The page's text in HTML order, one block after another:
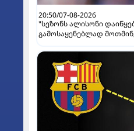
20:50/07-08-2026
"სეზონს ალისონი
გამოსაყენებლად
მეკარემ